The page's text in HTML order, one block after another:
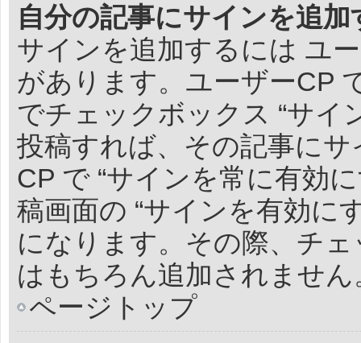
自分の記事にサインを追
サインを追加するには ユ
があります。ユーザーCP
でチェックボックス “サイ
投稿すれば、その記事に
CP で “サインを常に有効
稿画面の “サインを有効に
になります。その際、チ
はもちろん追加されません
ページトップ